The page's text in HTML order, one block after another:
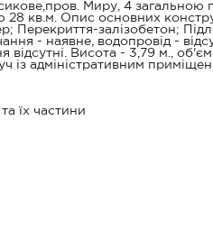
Миру, 4
28 кв.м. Опис основних
Перекриття-залізобетон;
- наявне, водопровід -
відсутні. Висота - 3,79 м.,
із адміністративним
їх частини